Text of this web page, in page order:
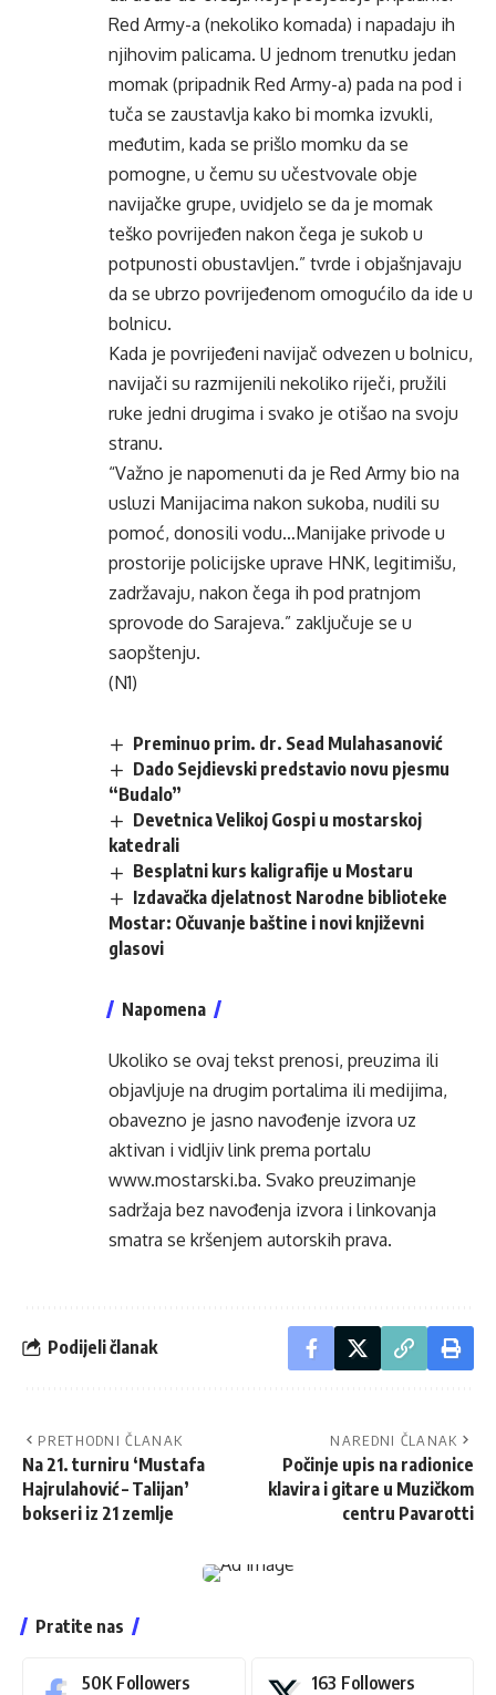
Red Army-a (nekoliko komada) i napadaju ih
njihovim palicama. U jednom trenutku jedan
momak (pripadnik Red Army-a) pada na pod i
tuča se zaustavlja kako bi momka izvukli,
međutim, kada se prišlo momku da se
pomogne, u čemu su učestvovale obje
navijačke grupe, uvidjelo se da je momak
teško povrijeđen nakon čega je sukob u
potpunosti obustavljen.” tvrde i objašnjavaju
da se ubrzo povrijeđenom omogućilo da ide u
bolnicu.
Kada je povrijeđeni navijač odvezen u bolnicu,
navijači su razmijenili nekoliko riječi, pružili
ruke jedni drugima i svako je otišao na svoju
stranu.
“Važno je napomenuti da je Red Army bio na
usluzi Manijacima nakon sukoba, nudili su
pomoć, donosili vodu…Manijake privode u
prostorije policijske uprave HNK, legitimišu,
zadržavaju, nakon čega ih pod pratnjom
sprovode do Sarajeva.” zaključuje se u
saopštenju.
(N1)
Preminuo prim. dr. Sead Mulahasanović
Dado Sejdievski predstavio novu pjesmu
“Budalo”
Devetnica Velikoj Gospi u mostarskoj
katedrali
Besplatni kurs kaligrafije u Mostaru
Izdavačka djelatnost Narodne biblioteke
Mostar: Očuvanje baštine i novi književni
glasovi
Napomena
Ukoliko se ovaj tekst prenosi, preuzima ili
objavljuje na drugim portalima ili medijima,
obavezno je jasno navođenje izvora uz
aktivan i vidljiv link prema portalu
www.mostarski.ba. Svako preuzimanje
sadržaja bez navođenja izvora i linkovanja
smatra se kršenjem autorskih prava.
Podijeli članak
PRETHODNI ČLANAK
Na 21. turniru ‘Mustafa
Hajrulahović – Talijan’
bokseri iz 21 zemlje
NAREDNI ČLANAK
Počinje upis na radionice
klavira i gitare u Muzičkom
centru Pavarotti
Pratite nas
50K Followers 163 Followers